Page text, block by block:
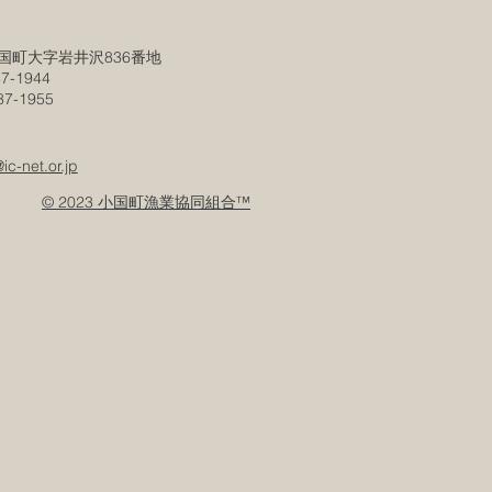
町大字岩井沢836番地
1944
net.or.jp
© 2023 小国町漁業協同組合™